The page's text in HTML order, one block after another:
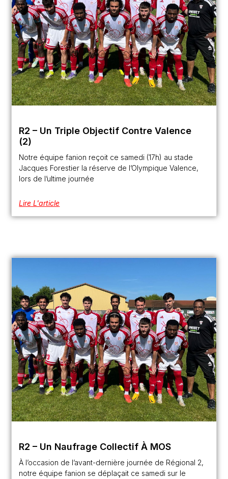
R2 – Un Triple Objectif Contre Valence
(2)
Notre équipe fanion reçoit ce samedi (17h) au stade
Jacques Forestier la réserve de l’Olympique Valence,
lors de l’ultime journée
Lire L'article
R2 – Un Naufrage Collectif À MOS
À l’occasion de l’avant-dernière journée de Régional 2,
notre équipe fanion se déplaçait ce samedi sur le